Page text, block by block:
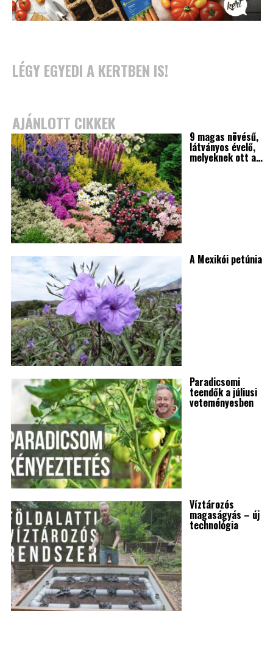
LÉGY EGYEDI A KERTBEN IS!
AJÁNLOTT CIKKEK
9 magas növésű,
látványos évelő,
melyeknek ott a…
A Mexikói petúnia
Paradicsomi
teendők a júliusi
veteményesben
Víztározós
magaságyás – új
technológia